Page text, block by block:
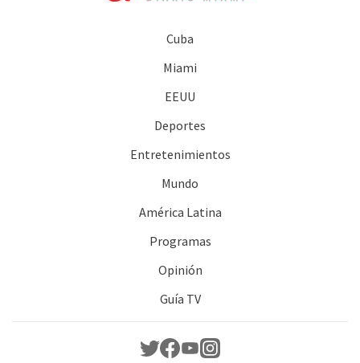
Cuba
Miami
EEUU
Deportes
Entretenimientos
Mundo
América Latina
Programas
Opinión
Guía TV